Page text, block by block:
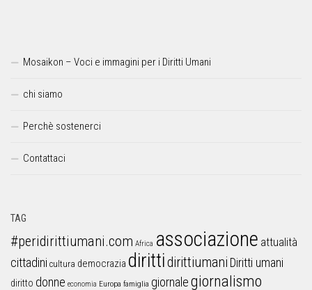
Mosaikon – Voci e immagini per i Diritti Umani
chi siamo
Perchè sostenerci
Contattaci
TAG
#peridirittiumani.com Africa associazione attualità
cittadini cultura democrazia dirittidirittiumani Diritti umani
diritto donne economia Europa famiglia giornalegiornalismo